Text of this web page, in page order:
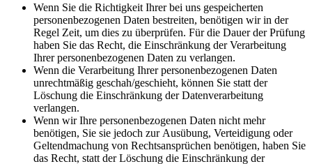
Wenn Sie die Richtigkeit Ihrer bei uns gespeicherten
personenbezogenen Daten bestreiten, benötigen wir in der
Regel Zeit, um dies zu überprüfen. Für die Dauer der Prüfung
haben Sie das Recht, die Einschränkung der Verarbeitung
Ihrer personenbezogenen Daten zu verlangen.
Wenn die Verarbeitung Ihrer personenbezogenen Daten
unrechtmäßig geschah/geschieht, können Sie statt der
Löschung die Einschränkung der Datenverarbeitung
verlangen.
Wenn wir Ihre personenbezogenen Daten nicht mehr
benötigen, Sie sie jedoch zur Ausübung, Verteidigung oder
Geltendmachung von Rechtsansprüchen benötigen, haben Sie
das Recht, statt der Löschung die Einschränkung der